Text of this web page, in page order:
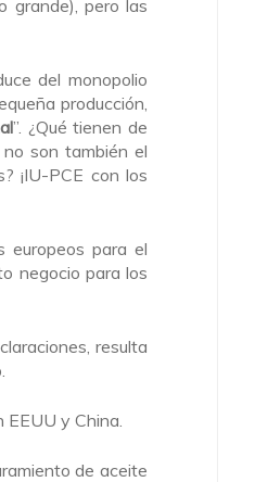
grande), pero las
del monopolio
producción,
”. ¿Qué tienen de
son también el
¡IU-PCE con los
europeos para el
negocio para los
resulta
y China.
de aceite